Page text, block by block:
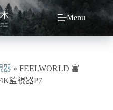
Menu
器 » FEELWORLD 富
監視器P7